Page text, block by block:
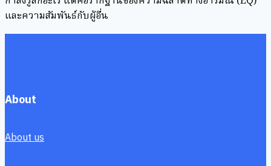
และความสัมพันธ์กับผู้อื่น
About
About us